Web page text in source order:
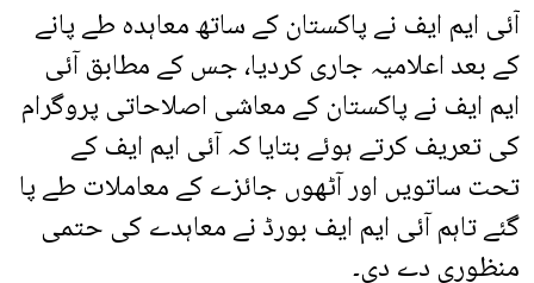
آئی ایم ایف نے پاکستان کے ساتھ معاہدہ طے پانے
کے بعد اعلامیہ جاری کردیا، جس کے مطابق آئی
ایم ایف نے پاکستان کے معاشی اصلاحاتی پروگرام
کی تعریف کرتے ہوئے بتایا کہ آئی ایم ایف کے
تحت ساتویں اور آٹھوں جائزے کے معاملات طے پا
گئے تاہم آئی ایم ایف بورڈ نے معاہدے کی حتمی
منظوری دے دی۔